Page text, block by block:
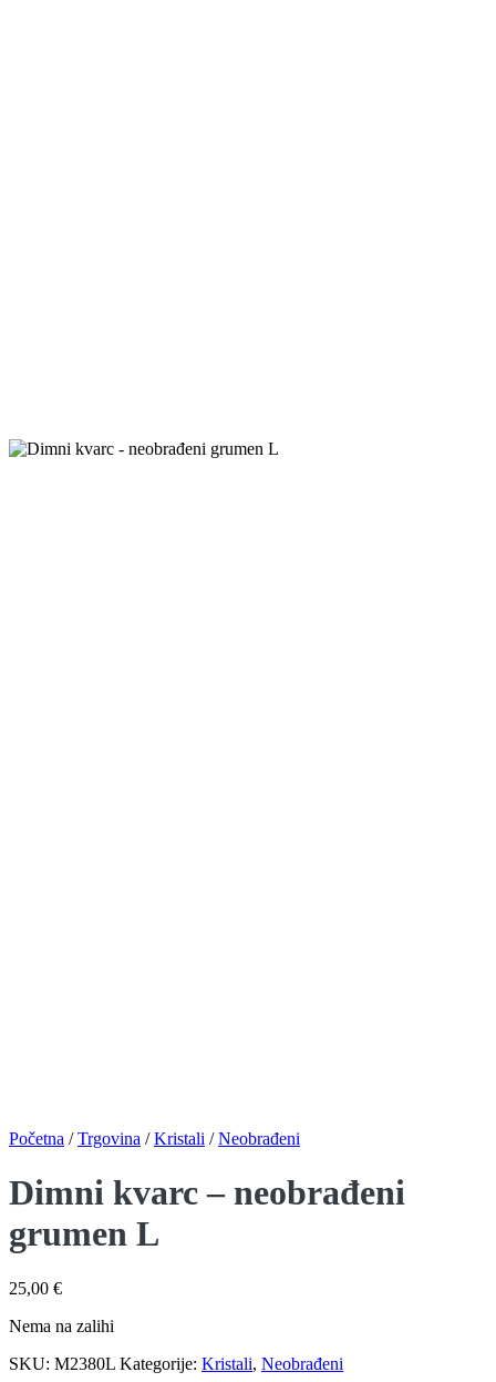
Početna / Trgovina / Kristali / Neobrađeni
Dimni kvarc – neobrađeni
grumen L
25,00 €
Nema na zalihi
SKU: M2380L Kategorije: Kristali, Neobrađeni